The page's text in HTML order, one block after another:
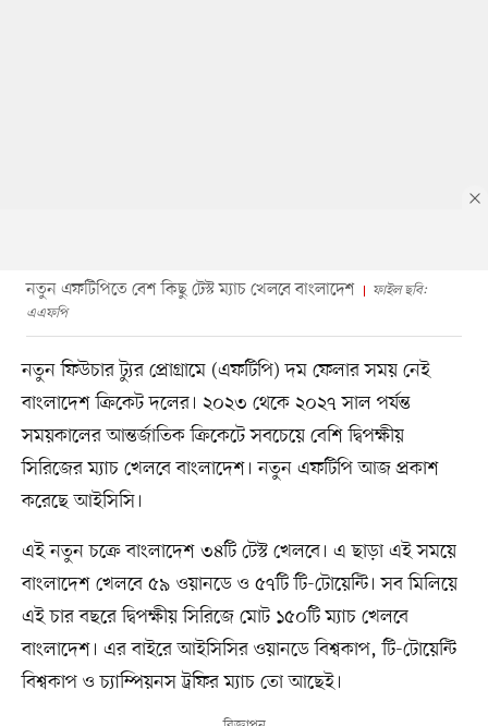
নতুন এফটিপিতে বেশ কিছু টেস্ট ম্যাচ খেলবে বাংলাদেশ
ফাইল ছবি:
এএফপি
নতুন ফিউচার ট্যুর প্রোগ্রামে (এফটিপি) দম ফেলার সময় নেই
বাংলাদেশ ক্রিকেট দলের। ২০২৩ থেকে ২০২৭ সাল পর্যন্ত
সময়কালের আন্তর্জাতিক ক্রিকেটে সবচেয়ে বেশি দ্বিপক্ষীয়
সিরিজের ম্যাচ খেলবে বাংলাদেশ। নতুন এফটিপি আজ প্রকাশ
করেছে আইসিসি।
এই নতুন চক্রে বাংলাদেশ ৩৪টি টেস্ট খেলবে। এ ছাড়া এই সময়ে
বাংলাদেশ খেলবে ৫৯ ওয়ানডে ও ৫৭টি টি-টোয়েন্টি। সব মিলিয়ে
এই চার বছরে দ্বিপক্ষীয় সিরিজে মোট ১৫০টি ম্যাচ খেলবে
বাংলাদেশ। এর বাইরে আইসিসির ওয়ানডে বিশ্বকাপ, টি-টোয়েন্টি
বিশ্বকাপ ও চ্যাম্পিয়নস ট্রফির ম্যাচ তো আছেই।